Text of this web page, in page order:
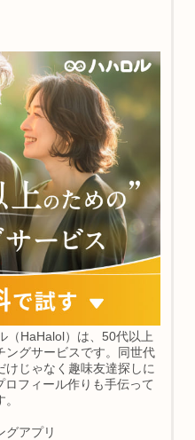
（HaHalol）は、50代以上
ングサービスです。同世代
けじゃなく趣味友達探しに
フィール作りも手伝って
グアプリ